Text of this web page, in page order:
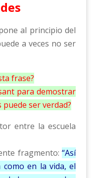
al principio del
a veces no ser
frase?
para demostrar
puede ser verdad?
entre la escuela
fragmento:“Así
en la vida, el